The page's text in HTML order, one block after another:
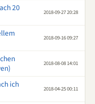
20
2018-09-27 20:28
2018-09-16 09:27
2018-08-08 14:01
ich
2018-04-25 00:11